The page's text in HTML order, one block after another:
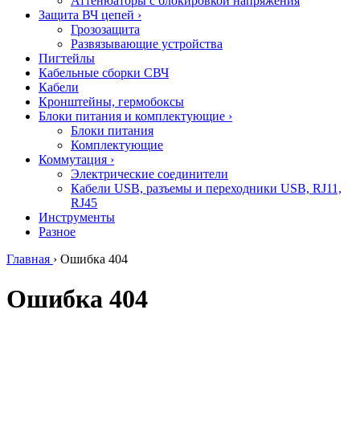
Защита ВЧ цепей ›
Грозозащита
Развязывающие устройства
Пигтейлы
Кабельные сборки СВЧ
Кабели
Кронштейны, гермобоксы
Блоки питания и комплектующие ›
Блоки питания
Комплектующие
Коммутация ›
Электрические соединители
Кабели USB, разъемы и переходники USB, RJ11,
RJ45
Инструменты
Разное
Главная › Ошибка 404
Ошибка 404